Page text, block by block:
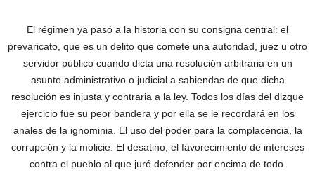
El régimen ya pasó a la historia con su consigna central: el
prevaricato, que es un delito que comete una autoridad, juez u otro
servidor público cuando dicta una resolución arbitraria en un
asunto administrativo o judicial a sabiendas de que dicha
resolución es injusta y contraria a la ley. Todos los días del dizque
ejercicio fue su peor bandera y por ella se le recordará en los
anales de la ignominia. El uso del poder para la complacencia, la
corrupción y la molicie. El desatino, el favorecimiento de intereses
contra el pueblo al que juró defender por encima de todo.